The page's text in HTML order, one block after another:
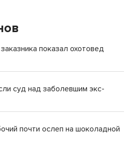
показал охотовед
суд над заболевшим экс-
почти ослеп на шоколадной